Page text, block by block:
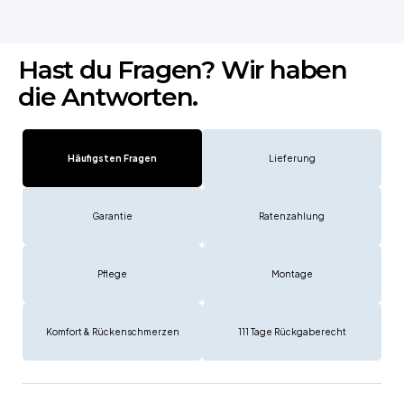
Hast du Fragen? Wir haben
die Antworten.
Häufigsten Fragen Lieferung
Garantie Ratenzahlung
Pflege Montage
Komfort & Rückenschmerzen 111 Tage Rückgaberecht